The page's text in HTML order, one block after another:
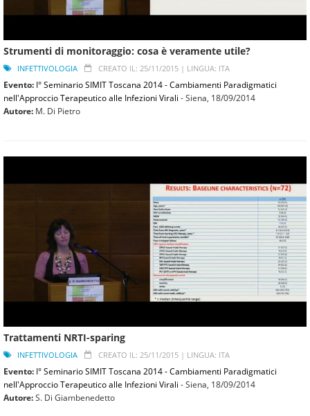
Strumenti di monitoraggio: cosa è veramente utile?
INFETTIVOLOGIA CREATO IL: 25/11/2015 | LINGUA: ITA
Evento: I° Seminario SIMIT Toscana 2014 - Cambiamenti Paradigmatici
nell'Approccio Terapeutico alle Infezioni Virali - Siena, 18/09/2014
Autore: M. Di Pietro
Trattamenti NRTI-sparing
INFETTIVOLOGIA CREATO IL: 25/11/2015 | LINGUA: ITA
Evento: I° Seminario SIMIT Toscana 2014 - Cambiamenti Paradigmatici
nell'Approccio Terapeutico alle Infezioni Virali - Siena, 18/09/2014
Autore:S. Di Giambenedetto